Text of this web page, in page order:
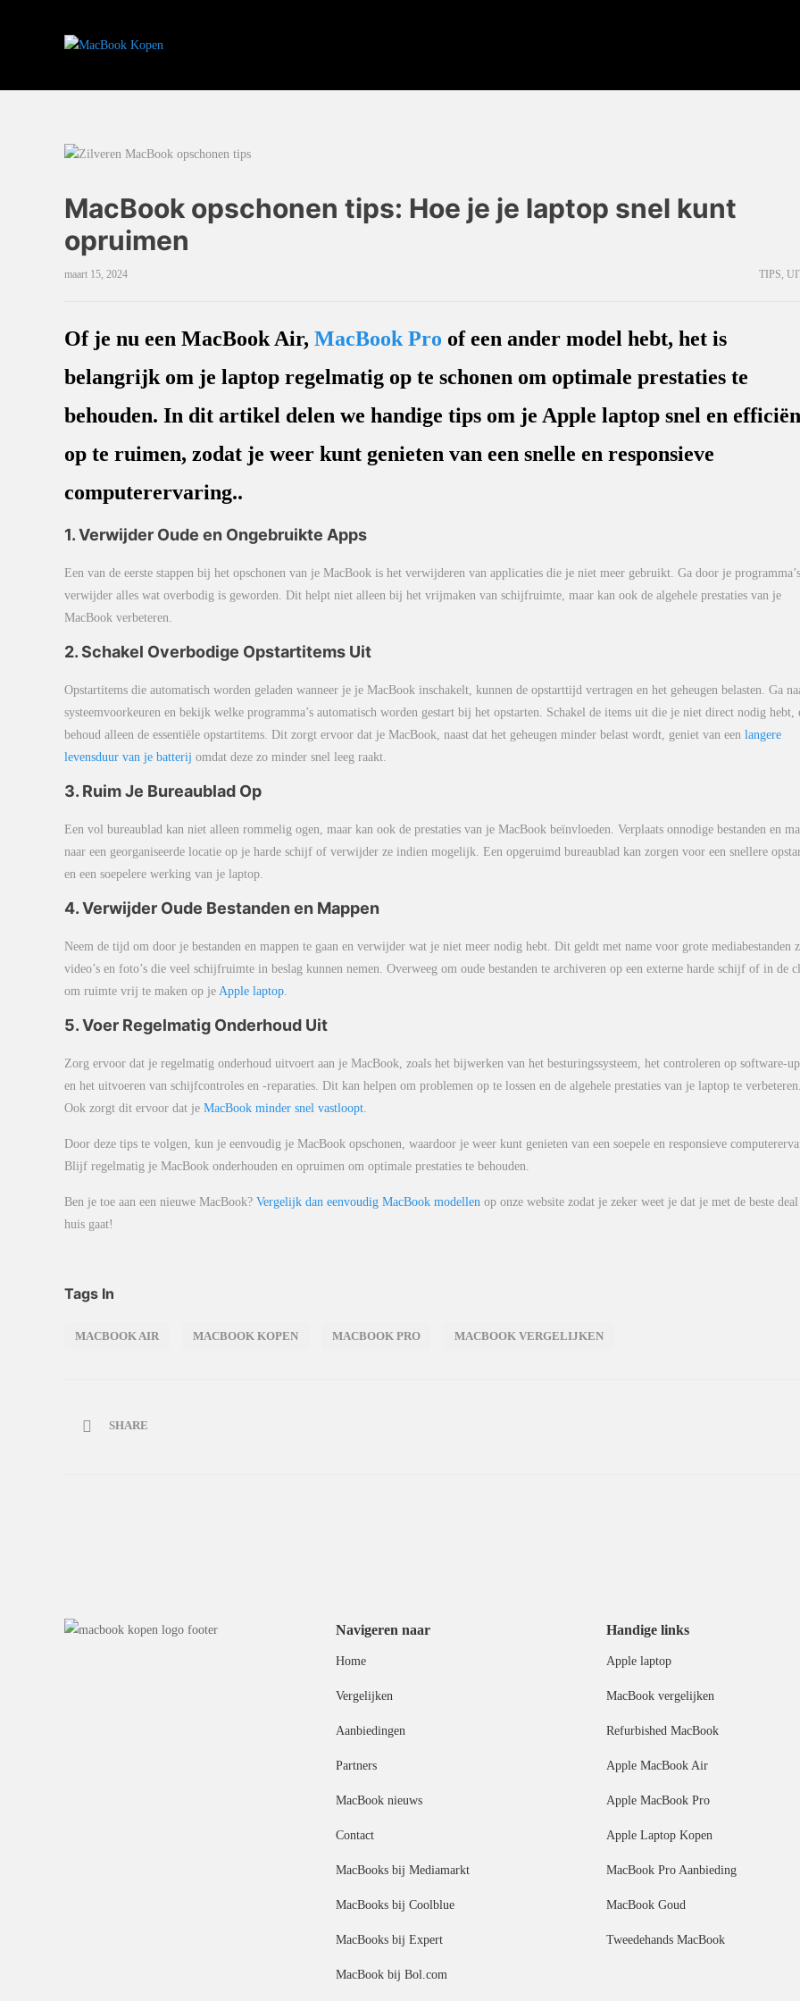
MacBook opschonen tips: Hoe je je laptop snel kunt
opruimen
maart 15, 2024 TIPS,
Of je nu een MacBook Air, MacBook Pro of een ander model hebt, het is
belangrijk om je laptop regelmatig op te schonen om optimale prestaties te
behouden. In dit artikel delen we handige tips om je Apple laptop snel en
op te ruimen, zodat je weer kunt genieten van een snelle en responsieve
computerervaring..
1. Verwijder Oude en Ongebruikte Apps
Een van de eerste stappen bij het opschonen van je MacBook is het verwijderen van applicaties die je niet meer gebruikt. Ga door je
verwijder alles wat overbodig is geworden. Dit helpt niet alleen bij het vrijmaken van schijfruimte, maar kan ook de algehele prestaties van je
MacBook verbeteren.
2. Schakel Overbodige Opstartitems Uit
Opstartitems die automatisch worden geladen wanneer je je MacBook inschakelt, kunnen de opstarttijd vertragen en het geheugen belasten. Ga
systeemvoorkeuren en bekijk welke programma’s automatisch worden gestart bij het opstarten. Schakel de items uit die je niet direct nodig hebt,
behoud alleen de essentiële opstartitems. Dit zorgt ervoor dat je MacBook, naast dat het geheugen minder belast wordt, geniet van een langere
levensduur van je batterij omdat deze zo minder snel leeg raakt.
3. Ruim Je Bureaublad Op
Een vol bureaublad kan niet alleen rommelig ogen, maar kan ook de prestaties van je MacBook beïnvloeden. Verplaats onnodige bestanden en
naar een georganiseerde locatie op je harde schijf of verwijder ze indien mogelijk. Een opgeruimd bureaublad kan zorgen voor een snellere
en een soepelere werking van je laptop.
4. Verwijder Oude Bestanden en Mappen
Neem de tijd om door je bestanden en mappen te gaan en verwijder wat je niet meer nodig hebt. Dit geldt met name voor grote mediabestanden
video’s en foto’s die veel schijfruimte in beslag kunnen nemen. Overweeg om oude bestanden te archiveren op een externe harde schijf of in de
om ruimte vrij te maken op je Apple laptop.
5. Voer Regelmatig Onderhoud Uit
Zorg ervoor dat je regelmatig onderhoud uitvoert aan je MacBook, zoals het bijwerken van het besturingssysteem, het controleren op software-
en het uitvoeren van schijfcontroles en -reparaties. Dit kan helpen om problemen op te lossen en de algehele prestaties van je laptop te
Ook zorgt dit ervoor dat je MacBook minder snel vastloopt.
Door deze tips te volgen, kun je eenvoudig je MacBook opschonen, waardoor je weer kunt genieten van een soepele en responsieve
Blijf regelmatig je MacBook onderhouden en opruimen om optimale prestaties te behouden.
Ben je toe aan een nieuwe MacBook? Vergelijk dan eenvoudig MacBook modellen op onze website zodat je zeker weet je dat je met de beste
huis gaat!
Tags In
MACBOOK AIR MACBOOK KOPEN MACBOOK PRO MACBOOK VERGELIJKEN
SHARE
Navigeren naar
Home
Vergelijken
Aanbiedingen
Partners
MacBook nieuws
Contact
MacBooks bij Mediamarkt
MacBooks bij Coolblue
MacBooks bij Expert
MacBook bij Bol.com
Handige links
Apple laptop
MacBook vergelijken
Refurbished MacBook
Apple MacBook Air
Apple MacBook Pro
Apple Laptop Kopen
MacBook Pro Aanbieding
MacBook Goud
Tweedehands MacBook